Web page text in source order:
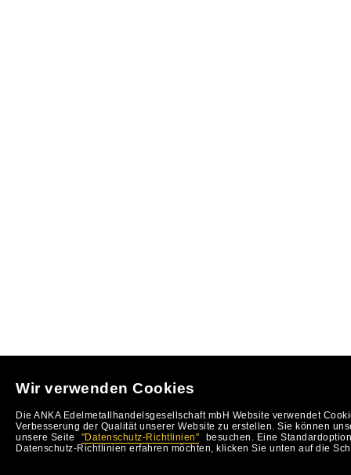
Wir verwenden Cookies
Die ANKA Edelmetallhandelsgesellschaft mbH Website verwendet
Verbesserung der Qualität unserer Website zu erstellen. Sie können
unsere Seite
"Datenschutz-Richtlinien"
besuchen. Eine
Datenschutz-Richtlinien erfahren möchten, klicken Sie unten auf die